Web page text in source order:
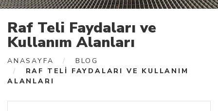
Raf Teli Faydaları ve
Kullanım Alanları
ANASAYFA
BLOG
RAF TELI FAYDALARI VE KULLANIM
ALANLARI